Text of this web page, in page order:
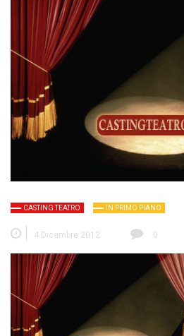
CASTING TEATRO IN PRIMO PIANO
4 Dicembre 2012 0